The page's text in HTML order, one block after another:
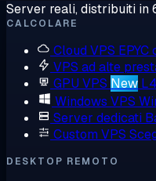
Server reali, distribuiti in
CALCOLARE
Cloud VPS
VPS ad alte
GPU VPS New
Windows VPS
Server dedicati
Custom VPS
DESKTOP REMOTO